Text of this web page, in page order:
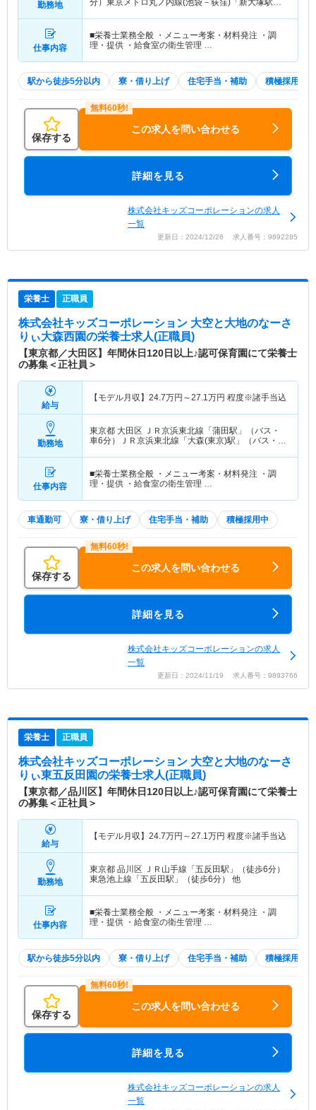
勤務地
仕事内容
■栄養士業務全般 ・メニュー考案・材料発注 ・調
理・提供 ・給食室の衛生管理 …
駅から徒歩5分以内 寮・借り上げ 住宅手当・補助 積極採用中
保存する
この求人を問い合わせる
詳細を見る
株式会社キッズコーポレーションの求人
一覧
更新日：2024/12/26 求人番号：9892285
栄養士 正職員
株式会社キッズコーポレーション 大空と大地のなーさ
りぃ大森西園の栄養士求人(正職員)
【東京都／大田区】年間休日120日以上♪認可保育園にて栄養士
の募集＜正社員＞
給与
【モデル月収】 24.7万円～27.1 万円 程度※諸手当込
勤務地
東京都 大田区
ＪＲ京浜東北線「蒲田駅」（バス・
車6分）ＪＲ京浜東北線「大森(東京)駅」（バス・車
仕事内容
■栄養士業務全般 ・メニュー考案・材料発注 ・調
理・提供 ・給食室の衛生管理 …
車通勤可 寮・借り上げ 住宅手当・補助 積極採用中
保存する
この求人を問い合わせる
詳細を見る
株式会社キッズコーポレーションの求人
一覧
更新日：2024/11/19 求人番号：9893766
栄養士 正職員
株式会社キッズコーポレーション 大空と大地のなーさ
りぃ東五反田園の栄養士求人(正職員)
【東京都／品川区】年間休日120日以上♪認可保育園にて栄養士
の募集＜正社員＞
給与
【モデル月収】 24.7万円～27.1 万円 程度※諸手当込
勤務地
東京都 品川区
ＪＲ山手線「五反田駅」（徒歩6分）
東急池上線「五反田駅」（徒歩6分） 他
仕事内容
■栄養士業務全般 ・メニュー考案・材料発注 ・調
理・提供 ・給食室の衛生管理 …
駅から徒歩5分以内 寮・借り上げ 住宅手当・補助 積極採用中
保存する
この求人を問い合わせる
詳細を見る
株式会社キッズコーポレーションの求人
一覧